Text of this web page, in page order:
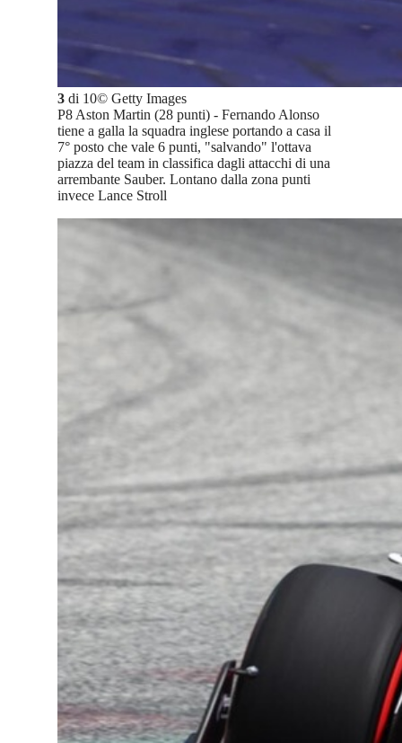
3 di 10© Getty Images
P8 Aston Martin (28 punti) - Fernando Alonso
tiene a galla la squadra inglese portando a casa il
7° posto che vale 6 punti, "salvando" l'ottava
piazza del team in classifica dagli attacchi di una
arrembante Sauber. Lontano dalla zona punti
invece Lance Stroll